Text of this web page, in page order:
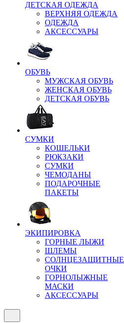
ДЕТСКАЯ ОДЕЖДА
ВЕРХНЯЯ ОДЕЖДА
ОДЕЖДА
АКСЕССУАРЫ
ОБУВЬ
МУЖСКАЯ ОБУВЬ
ЖЕНСКАЯ ОБУВЬ
ДЕТСКАЯ ОБУВЬ
СУМКИ
КОШЕЛЬКИ
РЮКЗАКИ
СУМКИ
ЧЕМОДАНЫ
ПОДАРОЧНЫЕ
ПАКЕТЫ
ЭКИПИРОВКА
ГОРНЫЕ ЛЫЖИ
ШЛЕМЫ
СОЛНЦЕЗАЩИТНЫЕ
ОЧКИ
ГОРНОЛЫЖНЫЕ
МАСКИ
АКСЕССУАРЫ